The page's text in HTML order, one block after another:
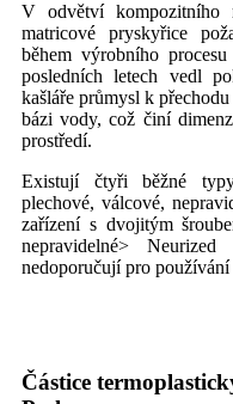
V odvětví kompozitního
matricové pryskyřice
během výrobního
posledních letech vedl
kašláře průmysl k
bázi vody, což činí
prostředí.
Existují čtyři běžné
plechové, válcové,
zařízení s dvojitým
nepravidelné>
nedoporučují pro
Částice